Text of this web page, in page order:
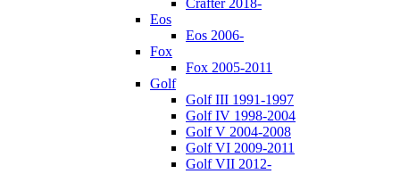
Eos
Eos 2006-
Fox
Fox 2005-2011
Golf
Golf III 1991-1997
Golf IV 1998-2004
Golf V 2004-2008
Golf VI 2009-2011
Golf VII 2012-